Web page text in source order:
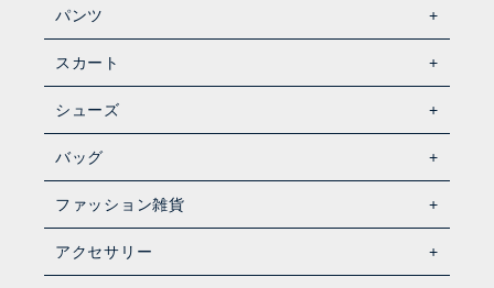
パンツ
スカート
シューズ
バッグ
ファッション雑貨
アクセサリー